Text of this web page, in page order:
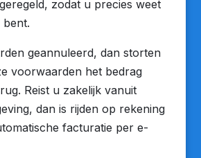
zodat u precies weet
geannuleerd, dan storten
voorwaarden het bedrag
Reist u zakelijk vanuit
dan is rijden op rekening
facturatie per e-